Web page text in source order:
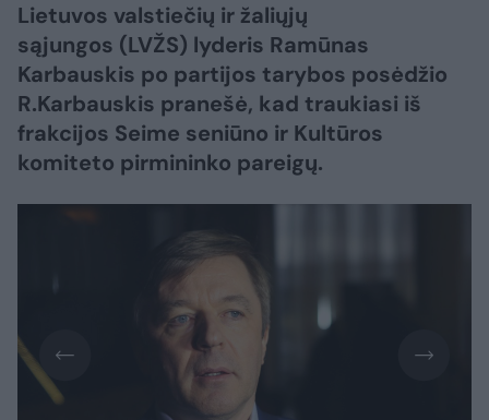
Lietuvos valstiečių ir žaliųjų
sąjungos (LVŽS) lyderis Ramūnas
Karbauskis po partijos tarybos posėdžio
R.Karbauskis pranešė, kad traukiasi iš
frakcijos Seime seniūno ir Kultūros
komiteto pirmininko pareigų.